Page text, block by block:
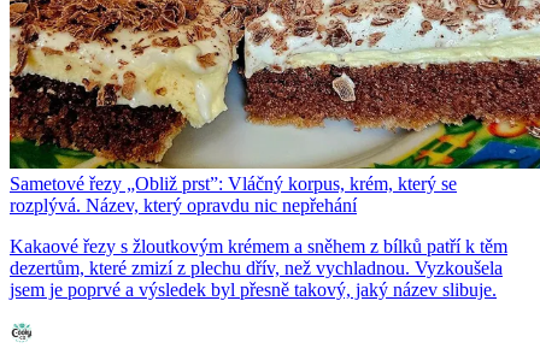
Sametové řezy „Obliž prst”: Vláčný korpus, krém, který se
rozplývá. Název, který opravdu nic nepřehání
Kakaové řezy s žloutkovým krémem a sněhem z bílků patří k těm
dezertům, které zmizí z plechu dřív, než vychladnou. Vyzkoušela
jsem je poprvé a výsledek byl přesně takový, jaký název slibuje.